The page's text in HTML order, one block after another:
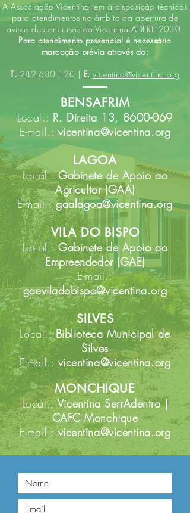
A Associação Vicentina tem à disposição técnicos
para atendimentos no âmbito da abertura de
avisos de concursos do Vicentina ADERE 2030.
Para atendimento presencial é necessária
marcação prévia através do:
T. 282 680 120 | E. vicentina@vicentina.org
BENSAFRIM
​Local.: R. Direita 13, 8600-069
E-mail.: vicentina@vicentina.org
LAGOA
Local.:Gabinete de Apoio ao
Agricultor (GAA)
E-mail.:gaalagoa@vicentina.org
VILA DO BISPO
Local.:Gabinete de Apoio ao
Empreendedor (GAE)
E-mail.:
gaeviladobispo@vicentina.org
SILVES
Local.:Biblioteca Municipalde
Silves
E-mail.: vicentina@vicentina.org
MONCHIQUE
Local.:Vicentina SerrAdentro |
CAFC Monchique
E-mail.:vicentina@vicentina.org